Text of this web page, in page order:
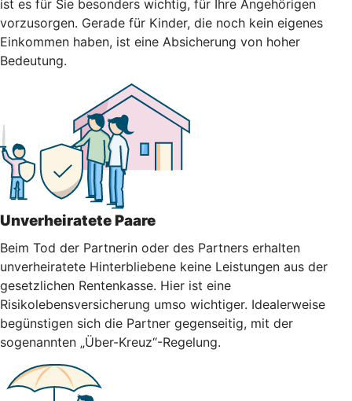
ist es für Sie besonders wichtig, für Ihre Angehörigen
vorzusorgen. Gerade für Kinder, die noch kein eigenes
Einkommen haben, ist eine Absicherung von hoher
Bedeutung.
Unverheiratete Paare
Beim Tod der Partnerin oder des Partners erhalten
unverheiratete Hinterbliebene keine Leistungen aus der
gesetzlichen Rentenkasse. Hier ist eine
Risikolebensversicherung umso wichtiger. Idealerweise
begünstigen sich die Partner gegenseitig, mit der
sogenannten „Über-Kreuz“-Regelung.